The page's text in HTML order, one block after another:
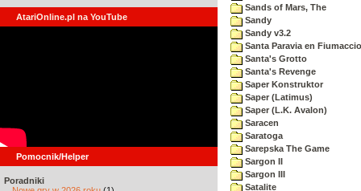
AtariOnline.pl na YouTube
Pomocnik/Helper
Poradniki
Sands of Mars, The
Sandy
Sandy v3.2
Santa Paravia en Fiumaccio
Santa's Grotto
Santa's Revenge
Saper Konstruktor
Saper (Latimus)
Saper (L.K. Avalon)
Saracen
Saratoga
Sarepska The Game
Sargon II
Sargon III
Satalite